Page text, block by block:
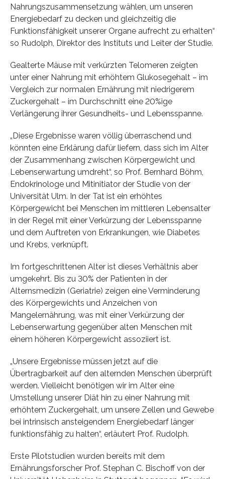
Nahrungszusammensetzung wählen, um unseren
Energiebedarf zu decken und gleichzeitig die
Funktionsfähigkeit unserer Organe aufrecht zu erhalten“
so Rudolph, Direktor des Instituts und Leiter der Studie.
Gealterte Mäuse mit verkürzten Telomeren zeigten
unter einer Nahrung mit erhöhtem Glukosegehalt – im
Vergleich zur normalen Ernährung mit niedrigerem
Zuckergehalt – im Durchschnitt eine 20%ige
Verlängerung ihrer Gesundheits- und Lebensspanne.
„Diese Ergebnisse waren völlig überraschend und
könnten eine Erklärung dafür liefern, dass sich im Alter
der Zusammenhang zwischen Körpergewicht und
Lebenserwartung umdreht“, so Prof. Bernhard Böhm,
Endokrinologe und Mitinitiator der Studie von der
Universität Ulm. In der Tat ist ein erhöhtes
Körpergewicht bei Menschen im mittleren Lebensalter
in der Regel mit einer Verkürzung der Lebensspanne
und dem Auftreten von Erkrankungen, wie Diabetes
und Krebs, verknüpft.
Im fortgeschrittenen Alter ist dieses Verhältnis aber
umgekehrt. Bis zu 30% der Patienten in der
Alternsmedizin (Geriatrie) zeigen eine Verminderung
des Körpergewichts und Anzeichen von
Mangelernährung, was mit einer Verkürzung der
Lebenserwartung gegenüber alten Menschen mit
einem höheren Körpergewicht assoziiert ist.
„Unsere Ergebnisse müssen jetzt auf die
Übertragbarkeit auf den alternden Menschen überprüft
werden. Vielleicht benötigen wir im Alter eine
Umstellung unserer Diät hin zu einer Nahrung mit
erhöhtem Zuckergehalt, um unsere Zellen und Gewebe
bei intrinsisch ansteigendem Energiebedarf länger
funktionsfähig zu halten“, erläutert Prof. Rudolph.
Erste Pilotstudien wurden bereits mit dem
Ernährungsforscher Prof. Stephan C. Bischoff von der